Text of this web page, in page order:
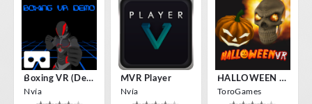
Boxing VR (Demo)
Nvía
MVR Player
Nvía
HALLOWEEN VR
ToroGames